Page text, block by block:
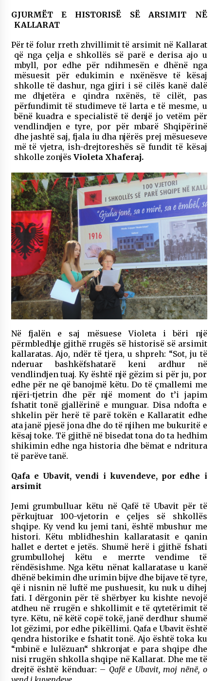
GJURMËT E HISTORISË SË ARSIMIT NË
KALLARAT
Për të folur rreth zhvillimit të arsimit në Kallarat
që nga çelja e shkollës së parë e derisa ajo u
mbyll, por edhe për ndihmesën e dhënë nga
mësuesit për edukimin e nxënësve të kësaj
shkolle të dashur, nga gjiri i së cilës kanë dalë
me dhjetëra e qindra nxënës, të cilët, pas
përfundimit të studimeve të larta e të mesme, u
bënë kuadra e specialistë të denjë jo vetëm për
vendlindjen e tyre, por për mbarë Shqipërinë
dhe jashtë saj, fjala iu dha njërës prej mësueseve
më të vjetra, ish-drejtoreshës së fundit të kësaj
shkolle zonjës Violeta Xhaferaj.
Në fjalën e saj mësuese Violeta i bëri një
përmbledhje gjithë rrugës së historisë së arsimit
kallaratas. Ajo, ndër të tjera, u shpreh: “Sot, ju të
nderuar bashkëfshatarë keni ardhur në
vendlindjen tuaj. Ky është një gëzim si për ju, por
edhe për ne që banojmë këtu. Do të çmallemi me
njëri-tjetrin dhe për një moment do t’i japim
fshatit tonë gjallërinë e munguar. Disa ndofta e
shkelin për herë të parë tokën e Kallaratit edhe
ata janë pjesë jona dhe do të njihen me bukuritë e
kësaj toke. Të gjithë në bisedat tona do ta hedhim
shikimin edhe nga historia dhe bëmat e ndritura
të parëve tanë.
Qafa e Ubavit, vendi i kuvendeve, por edhe i
arsimit
Jemi grumbulluar këtu në Qafë të Ubavit për të
përkujtuar 100-vjetorin e çeljes së shkollës
shqipe. Ky vend ku jemi tani, është mbushur me
histori. Këtu mblidheshin kallaratasit e qanin
hallet e dertet e jetës. Shumë herë i gjithë fshati
grumbullohej këtu e merrte vendime të
rëndësishme. Nga këtu nënat kallaratase u kanë
dhënë bekimin dhe urimin bijve dhe bijave të tyre,
që i nisnin në luftë me pushuesit, ku nuk u dihej
fati. I dërgonin për të shërbyer ku kishte nevojë
atdheu në rrugën e shkollimit e të qytetërimit të
tyre. Këtu, në këtë copë tokë, janë derdhur shumë
lot gëzimi, por edhe pikëllimi. Qafa e Ubavit është
qendra historike e fshatit tonë. Ajo është toka ku
“mbinë e lulëzuan“ shkronjat e para shqipe dhe
nisi rrugën shkolla shqipe në Kallarat. Dhe me të
drejtë është kënduar: – Qafë e Ubavit, moj nënë, o